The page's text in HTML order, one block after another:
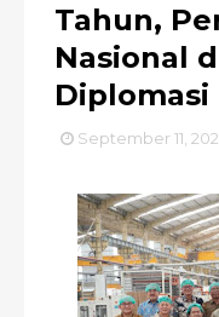
Tahun,
Nasional
Diplomasi
September 11,